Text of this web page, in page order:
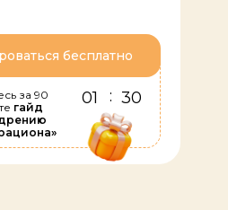
за 90
гайд
бесплатно
01 : 30